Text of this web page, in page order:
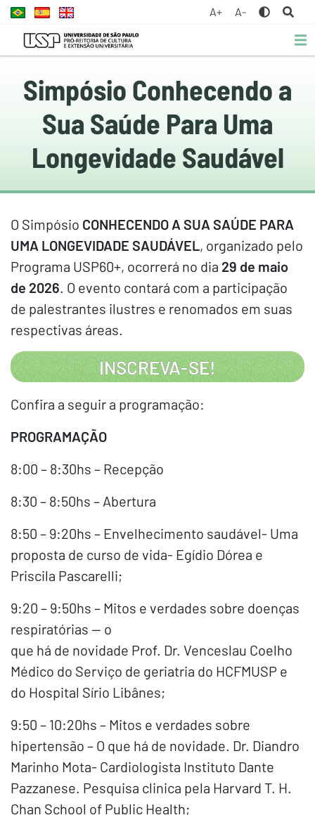
A+ A-
Simpósio Conhecendo a
Sua Saúde Para Uma
Longevidade Saudável
O Simpósio CONHECENDO A SUA SAÚDE PARA
UMA LONGEVIDADE SAUDÁVEL, organizado pelo
Programa USP60+, ocorrerá no dia 29 de maio
de 2026. O evento contará com a participação
de palestrantes ilustres e renomados em suas
respectivas áreas.
INSCREVA-SE!
Confira a seguir a programação:
PROGRAMAÇÃO
8:00 – 8:30hs – Recepção
8:30 – 8:50hs – Abertura
8:50 – 9:20hs – Envelhecimento saudável- Uma
proposta de curso de vida- Egídio Dórea e
Priscila Pascarelli;
9:20 – 9:50hs – Mitos e verdades sobre doenças
respiratórias — o
que há de novidade Prof. Dr. Venceslau Coelho
Médico do Serviço de geriatria do HCFMUSP e
do Hospital Sírio Libânes;
9:50 – 10:20hs – Mitos e verdades sobre
hipertensão – O que há de novidade. Dr. Diandro
Marinho Mota- Cardiologista Instituto Dante
Pazzanese. Pesquisa clinica pela Harvard T. H.
Chan School of Public Health;